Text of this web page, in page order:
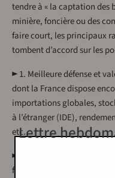
tendre à « la captation des
minière, foncière ou des
faire court, les principaux
tombent d’accord sur les
► 1. Meilleure défense et
dont la France dispose
importations globales,
à l’étranger (IDE),
etc.
► 2. Mise à profit de la
faciliter la pénétration des
Lettre